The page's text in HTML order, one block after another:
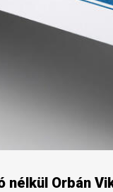
nélkül Orbán